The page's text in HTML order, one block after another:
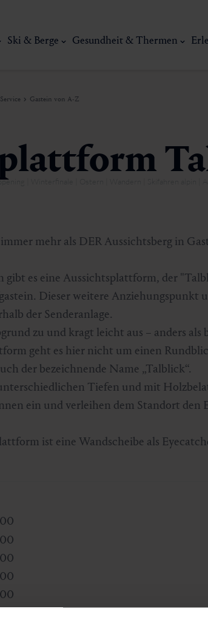
Ski & Berge Gesundheit & Thermen
Service Gastein von A-Z
| Winterfinale | Ostern | Wandern | Skifahren alpin |
mehr als DER Aussichtsberg in
gibt es eine Aussichtsplattform, der
Dieser weitere Anziehungspunkt
der Senderanlage.
zu und kragt leicht aus – anders
geht es hier nicht um einen
der bezeichnende Name „Talblick“.
Tiefen und mit
ein und verleihen dem Standort den
ist eine Wandscheibe als